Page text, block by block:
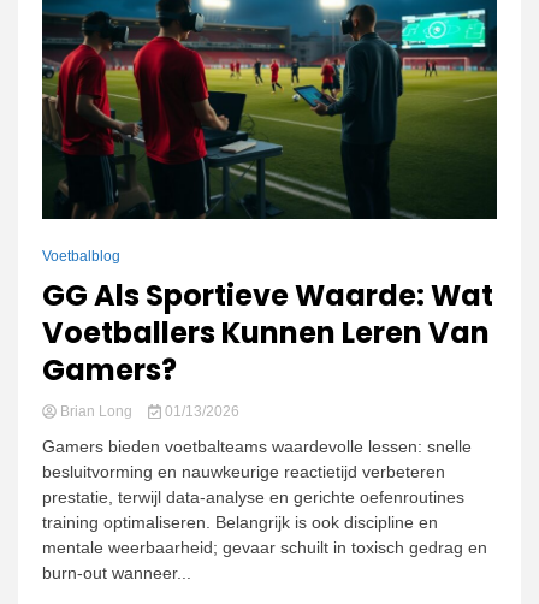
Voetbalblog
GG Als Sportieve Waarde: Wat
Voetballers Kunnen Leren Van
Gamers?
Brian Long 01/13/2026
Gamers bieden voetbalteams waardevolle lessen: snelle
besluitvorming en nauwkeurige reactietijd verbeteren
prestatie, terwijl data-analyse en gerichte oefenroutines
training optimaliseren. Belangrijk is ook discipline en
mentale weerbaarheid; gevaar schuilt in toxisch gedrag en
burn-out wanneer...